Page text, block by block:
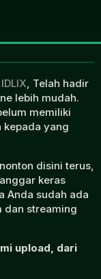
IDLIX, Telah hadir
lebih mudah.
memiliki
kepada yang
disini terus,
keras
Anda sudah ada
dan streaming
upload, dari